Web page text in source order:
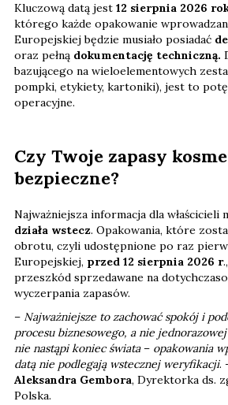
Kluczową datą jest 12 sierpnia 2026
którego każde opakowanie
Europejskiej będzie musiało posiadać
oraz pełną dokumentację techniczną.
bazującego na wieloelementowych
pompki, etykiety, kartoniki), jest to
operacyjne.
Czy Twoje zapasy
bezpieczne?
Najważniejsza informacja dla właścicieli
działa wstecz. Opakowania, które
obrotu, czyli udostępnione po raz
Europejskiej, przed 12 sierpnia 2026 r
przeszkód sprzedawane na
wyczerpania zapasów.
– Najważniejsze to zachować spokój i
procesu biznesowego, a nie
nie nastąpi koniec świata – opakowania
datą nie podlegają wstecznej weryfikacji.
Aleksandra Gembora, Dyrektorka ds.
Polska.